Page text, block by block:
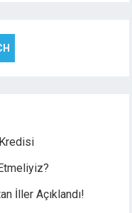
İller Açıklandı!